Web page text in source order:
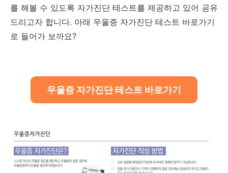
를 해볼 수 있도록 자가진단 테스트를 제공하고 있어 공유
드리고자 합니다. 아래 우울증 자가진단 테스트 바로가기
로 들어가 보까요?
우울증 자가진단 테스트 바로가기